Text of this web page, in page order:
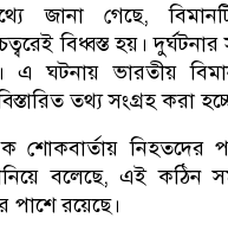
জানা গেছে,
বিধ্বস্ত হয়।
এ ঘটনায় ভারতীয়
তথ্য সংগ্রহ করা
নিহতদের
বলেছে, এই কঠিন
পাশে রয়েছে।